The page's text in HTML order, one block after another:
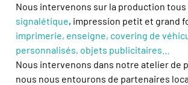
Nous intervenons sur la production
signalétique, impression petit et grand
imprimerie, enseigne, covering de
personnalisés, objets publicitaires
Nous intervenons dans notre atelier de
nous nous entourons de partenaires